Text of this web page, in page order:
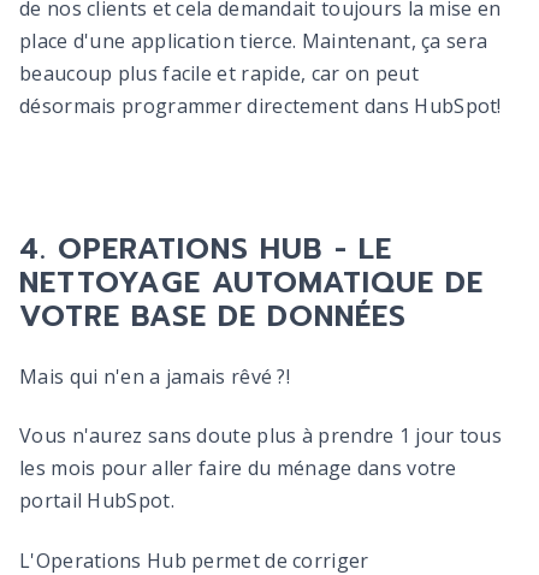
de nos clients et cela demandait toujours la mise en
place d'une application tierce. Maintenant, ça sera
beaucoup plus facile et rapide, car on peut
désormais programmer directement dans HubSpot!
4. OPERATIONS HUB - LE
NETTOYAGE AUTOMATIQUE DE
VOTRE BASE DE DONNÉES
Mais qui n'en a jamais rêvé ?!
Vous n'aurez sans doute plus à prendre 1 jour tous
les mois pour aller faire du ménage dans votre
portail HubSpot.
L'Operations Hub permet de corriger